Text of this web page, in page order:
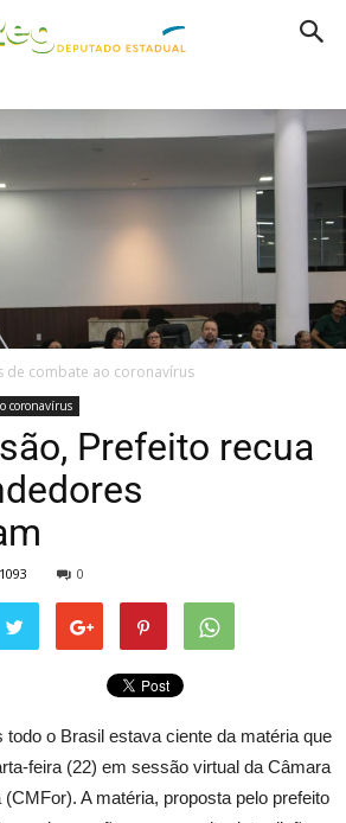
de combate ao coronavírus
coronavírus
Prefeito recua
1093 0
todo o Brasil estava ciente da matéria que
feira (22) em sessão virtual da Câmara
A matéria, proposta pelo prefeito